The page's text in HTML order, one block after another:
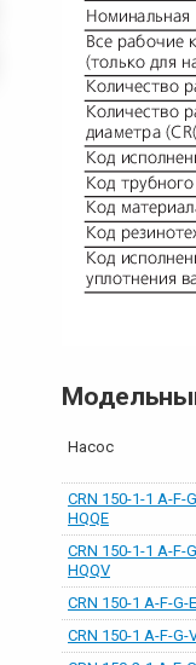
Насос
CRN 150-1-1 A-F-
HQQE
CRN 150-1-1 A-F-
HQQV
CRN 150-1 A-F-G-
CRN 150-1 A-F-G-